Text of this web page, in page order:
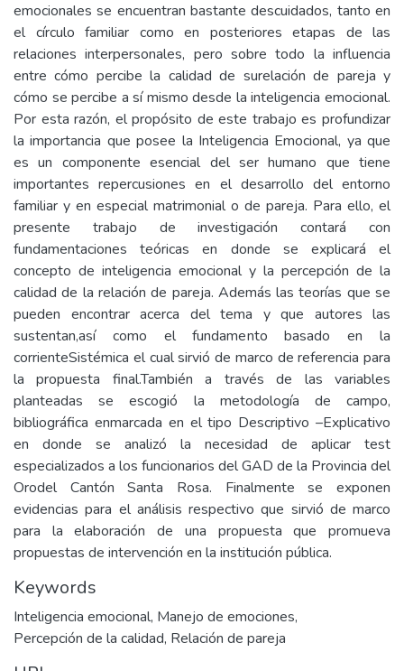
emocionales se encuentran bastante descuidados, tanto en
el círculo familiar como en posteriores etapas de las
relaciones interpersonales, pero sobre todo la influencia
entre cómo percibe la calidad de surelación de pareja y
cómo se percibe a sí mismo desde la inteligencia emocional.
Por esta razón, el propósito de este trabajo es profundizar
la importancia que posee la Inteligencia Emocional, ya que
es un componente esencial del ser humano que tiene
importantes repercusiones en el desarrollo del entorno
familiar y en especial matrimonial o de pareja. Para ello, el
presente trabajo de investigación contará con
fundamentaciones teóricas en donde se explicará el
concepto de inteligencia emocional y la percepción de la
calidad de la relación de pareja. Además las teorías que se
pueden encontrar acerca del tema y que autores las
sustentan,así como el fundamento basado en la
corrienteSistémica el cual sirvió de marco de referencia para
la propuesta final.También a través de las variables
planteadas se escogió la metodología de campo,
bibliográfica enmarcada en el tipo Descriptivo –Explicativo
en donde se analizó la necesidad de aplicar test
especializados a los funcionarios del GAD de la Provincia del
Orodel Cantón Santa Rosa. Finalmente se exponen
evidencias para el análisis respectivo que sirvió de marco
para la elaboración de una propuesta que promueva
propuestas de intervención en la institución pública.
Keywords
Inteligencia emocional, Manejo de emociones,
Percepción de la calidad, Relación de pareja